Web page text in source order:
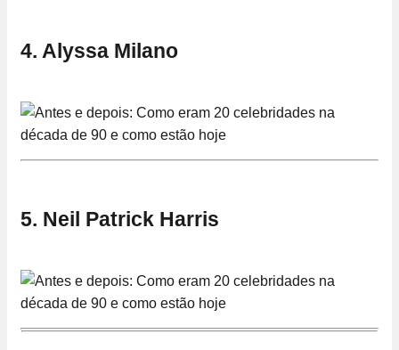
4. Alyssa Milano
5. Neil Patrick Harris